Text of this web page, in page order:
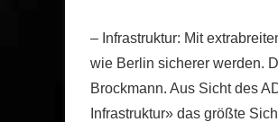
– Infrastruktur: Mit
wie Berlin sicherer werden.
Brockmann. Aus Sicht des
Infrastruktur» das größte